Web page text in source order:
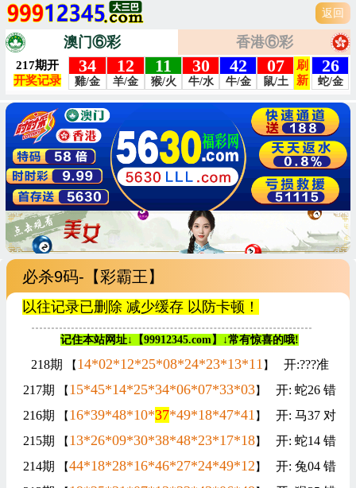
返回
澳门⑥彩 香港⑥彩